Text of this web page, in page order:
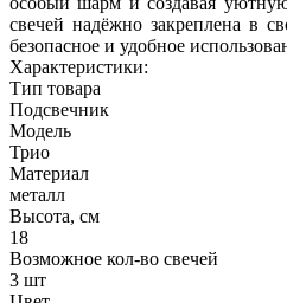
свечей надёжно закреплена в
безопасное и удобное
Характеристики:
Тип товара
Подсвечник
Модель
Трио
Материал
металл
Высота, см
18
Возможное кол-во свечей
3 шт